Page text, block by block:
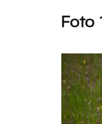
Foto